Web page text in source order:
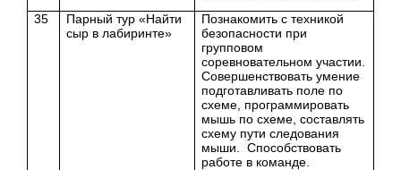
35
Парный тур «Найти
сыр в лабиринте»
Познакомить с техникой
безопасности при
групповом
соревновательном участии.
Совершенствовать умение
подготавливать поле по
схеме, программировать
мышь по схеме, составлять
схему пути следования
мыши. Способствовать
работе в команде.